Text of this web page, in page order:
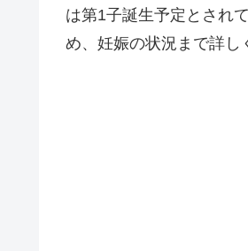
は第1子誕生予定とされ
め、妊娠の状況まで詳し